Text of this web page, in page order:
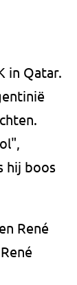
in Qatar.
hij boos
René